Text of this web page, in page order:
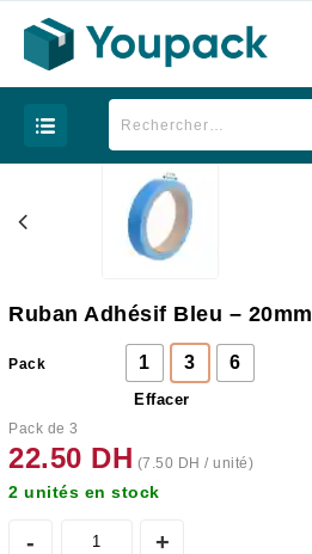
Ruban Adhésif Bleu – 20mm
Pack 1 3 6
Effacer
Pack de 3
22.50 DH (7.50 DH / unité)
2 unités en stock